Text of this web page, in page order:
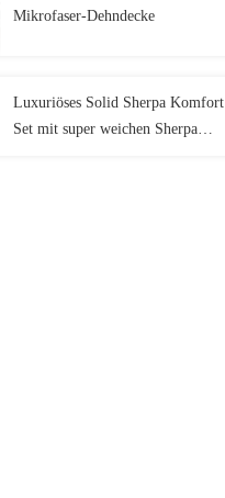
Mikrofaser-Dehndecke
Luxuriöses Solid Sherpa Komfort
Set mit super weichen Sherpa